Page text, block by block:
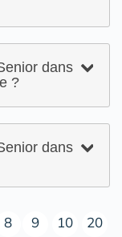
dans
?
dans
8 9 10 20